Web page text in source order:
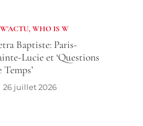
W'ACTU,WHO IS W
Baptiste: Paris-
Lucie et ‘Questions
Temps’
26 juillet 2026